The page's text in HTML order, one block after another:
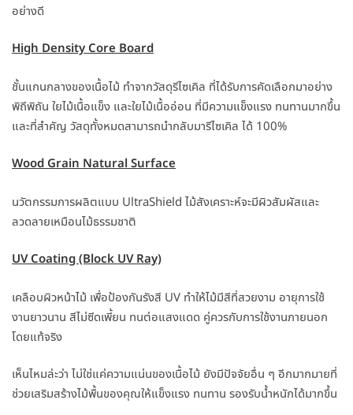
อย่างดี
High Density Core Board
ชั้นแกนกลางของเนื้อไม้ ทำจากวัสดุรีไซเคิล ที่ได้รับการคัดเลือกมาอย่าง
พิถีพิถัน ใยไม้เนื้อแข็ง และใยไม้เนื้ออ่อน ที่มีความแข็งแรง ทนทานมากขึ้น
และที่สำคัญ วัสดุทั้งหมดสามารถนำกลับมารีไซเคิล ได้ 100%
Wood Grain Natural Surface
นวัตกรรมการผลิตแบบ UltraShield ไม้สังเคราะห์จะมีผิวสัมผัสและ
ลวดลายเหมือนไม้ธรรมชาติ
UV Coating (Block UV Ray)
เคลือบผิวหน้าไม้ เพื่อป้องกันรังสี UV ทำให้ไม้มีสีที่สวยงาม อายุการใช้
งานยาวนาน สีไม่ซีดเพี้ยน ทนต่อแสงแดด คู่ควรกับการใช้งานภายนอก
โดยแท้จริง
เห็นไหมล่ะว่า ไม่ใช่แค่ความแน่นของเนื้อไม้ ยังมีปัจจัยอื่น ๆ อีกมากมายที่
ช่วยเสริมสร้างไม้พื้นของคุณให้แข็งแรง ทนทาน รองรับน้ำหนักได้มากขึ้น